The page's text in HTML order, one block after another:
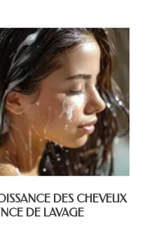
DES CHEVEUX
DE LAVAGE